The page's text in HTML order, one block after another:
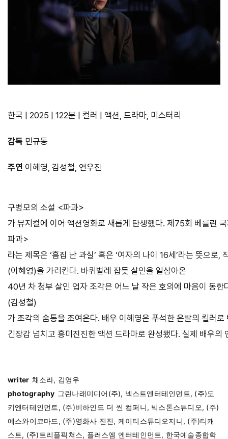
한국 | 2025 | 122분 | 컬러 | 액션, 드라마, 미스터리
감독 민규동
주연 이혜영, 김성철, 연우진
구병모의 소설 <파과>
가 뮤지컬에 이어 액션영화로 새롭게 탄생했다. 제75회 베를린
파과>
라는 제목은 ‘흠집 난 과실’ 혹은 ‘여자의 나이 16세’라는 뜻으
(이혜영)을 가리킨다. 바퀴벌레 잡듯 살인을 일삼아온
40년 차 청부 살인 업자 조각은 어느 날 작은 호의에 마음이 동
(김성철)
가 조각의 숨통을 조여온다. 배우 이혜영은 푸석한 은발의 킬러
긴장감 넘치고 흥미진진한 액션 드라마로 완성됐다. 실제 배우
writer 채소라, 김영우
photography 그린나래미디어(주), 넥스트엔터테인먼트, (주)도
키엔터테인먼트, (주)비하인드 더 씬 컴퍼니, 빅스톤스튜디오, (주)
에스와이코마드, (주)영화사 진진, 케이티스튜디오지니, (주)티캐
스트, (주)트리플픽쳐스, 플러스엠 엔터테인먼트, 한국예술종합학